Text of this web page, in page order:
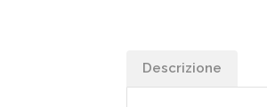
Descrizione